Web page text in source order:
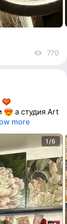
770
а студия Art
more
1/6